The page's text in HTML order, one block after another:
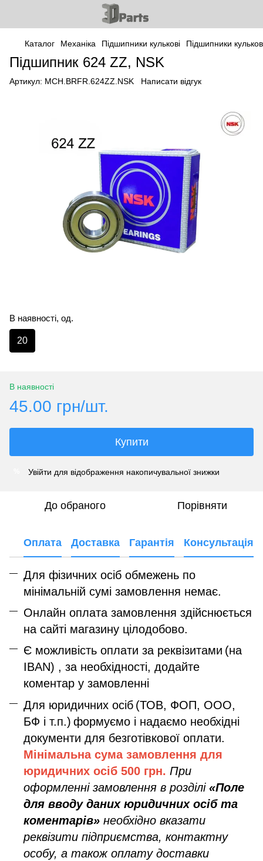
Каталог Механіка Підшипники кулькові Підшипники
Підшипник 624 ZZ, NSK
Артикул: MCH.BRFR.624ZZ.NSK Написати відгук
В наявності, од.
20
В наявності
45.00 грн/шт.
Купити
Увійти для відображення накопичувальної знижки
До обраного Порівняти
Оплата Доставка Гарантія Консультація
Для фізичних осіб обмежень по
мінімальній сумі замовлення немає.
Онлайн оплата замовлення здійснюється
на сайті магазину цілодобово.
Є можливість оплати за реквізитами (на
IBAN) , за необхідності, додайте
коментар у замовленні
Для юридичних осіб (ТОВ, ФОП, ООО,
БФ і т.п.) формуємо і надаємо необхідні
документи для безготівкової оплати.
Мінімальна сума замовлення для
юридичних осіб 500 грн. При
оформленні замовлення в розділі «Поле
для вводу даних юридичних осіб та
коментарів» необхідно вказати
реквізити підприємства, контактну
особу, а також оплату доставки